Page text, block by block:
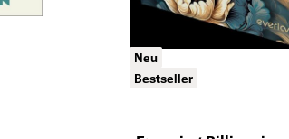
Neu
Bestseller